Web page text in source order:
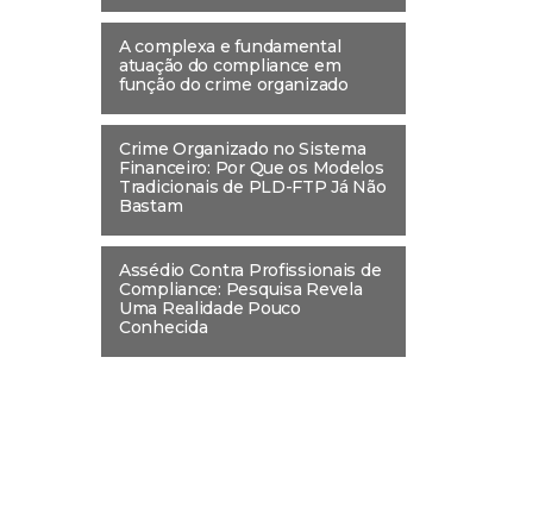
A complexa e fundamental
atuação do compliance em
função do crime organizado
Crime Organizado no Sistema
Financeiro: Por Que os Modelos
Tradicionais de PLD-FTP Já Não
Bastam
Assédio Contra Profissionais de
Compliance: Pesquisa Revela
Uma Realidade Pouco
Conhecida